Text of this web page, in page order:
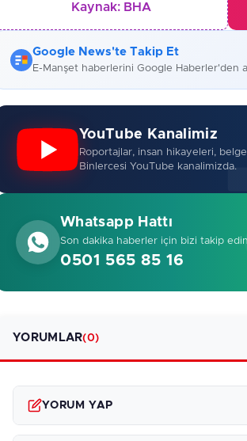
Kaynak: BHA
Google News'te Takip Et
E-Manşet haberlerini Google Haberler'den
YouTube Kanalimiz
Roportajlar, insan hikayeleri,
Binlercesi YouTube kanalimizda.
Whatsapp Hattı
Son dakika haberler için bizi takip
0501 565 85 16
YORUMLAR(0)
YORUM YAP